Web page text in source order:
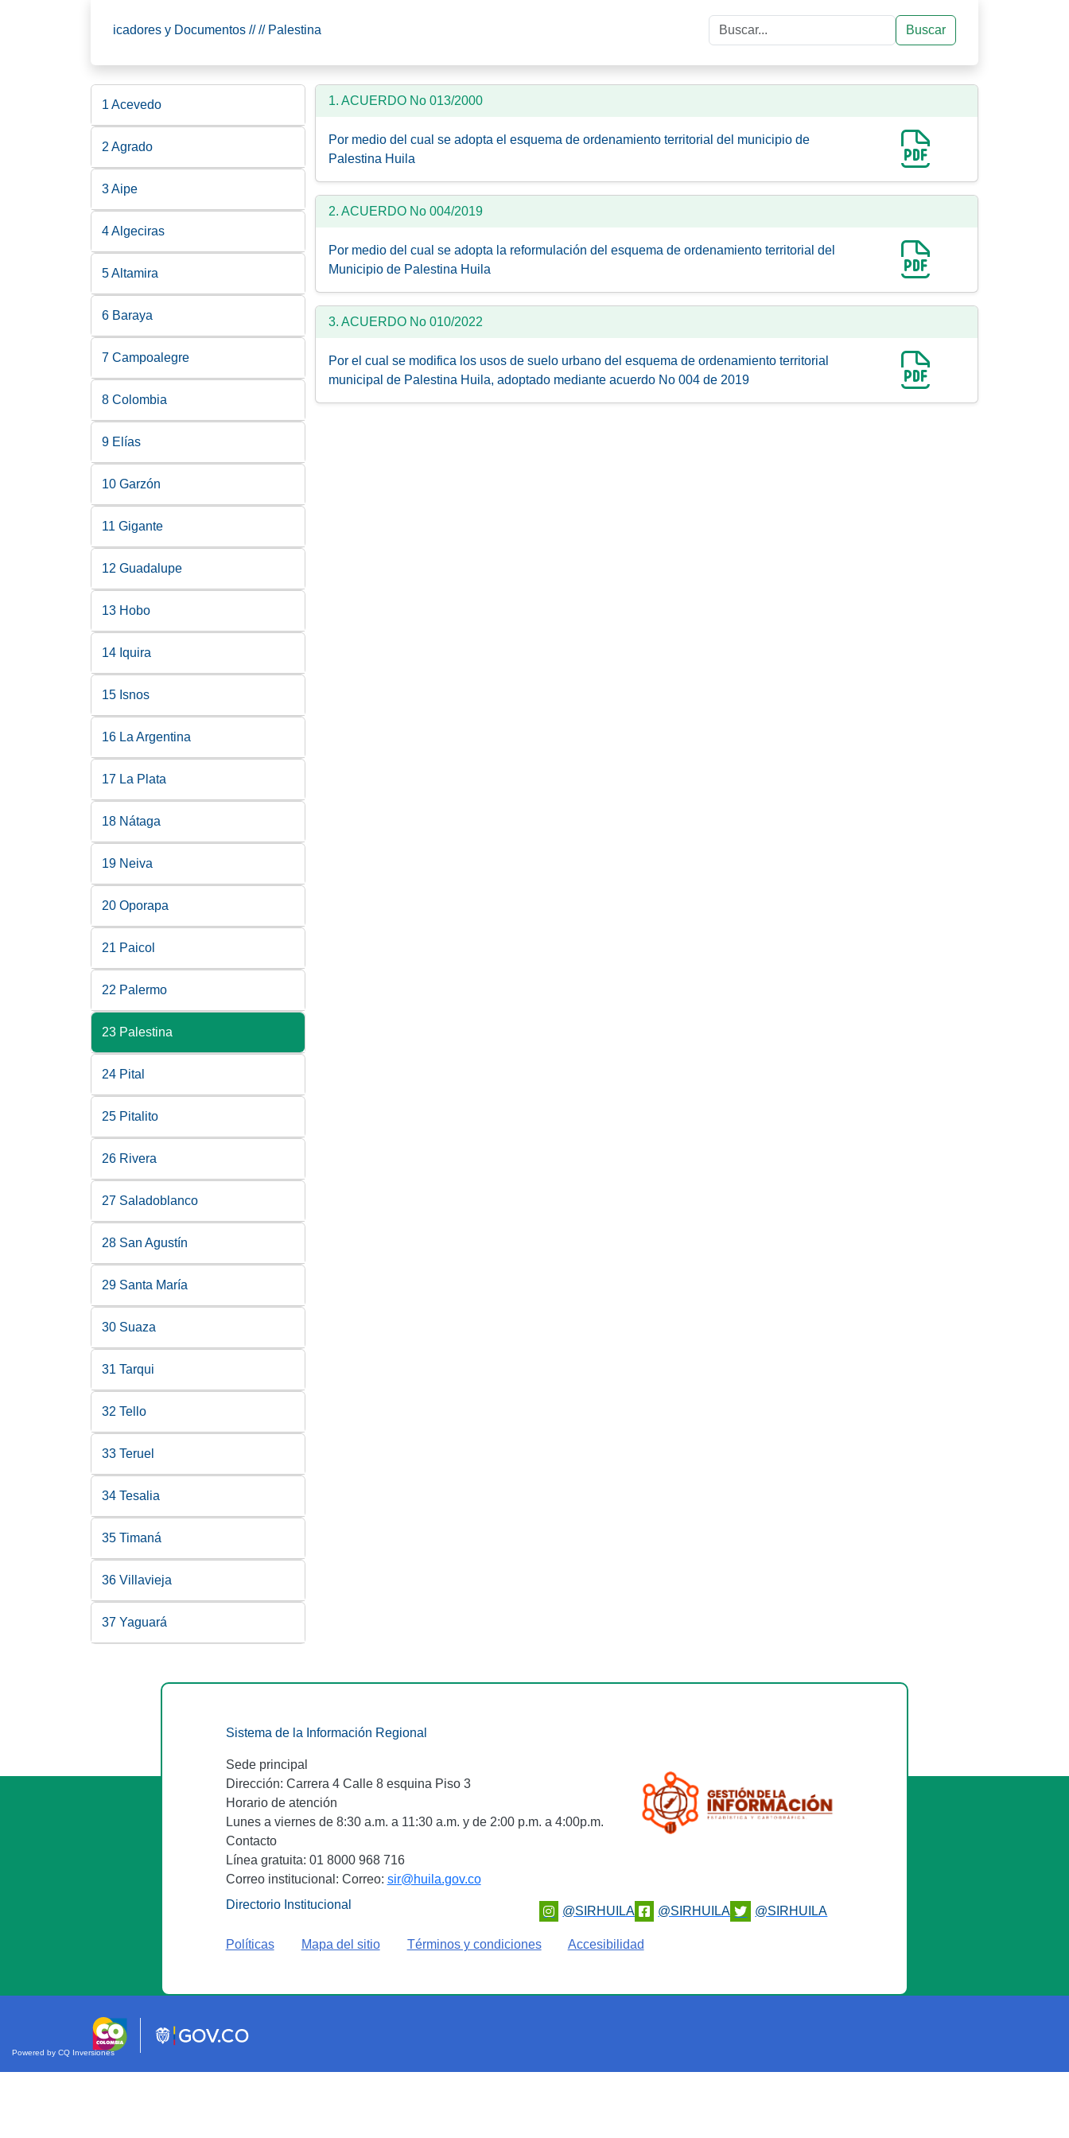
icadores y Documentos // // Palestina Buscar Buscar
1 Acevedo
2 Agrado
3 Aipe
4 Algeciras
5 Altamira
6 Baraya
7 Campoalegre
8 Colombia
9 Elías
10 Garzón
11 Gigante
12 Guadalupe
13 Hobo
14 Iquira
15 Isnos
16 La Argentina
17 La Plata
18 Nátaga
19 Neiva
20 Oporapa
21 Paicol
22 Palermo
23 Palestina
24 Pital
25 Pitalito
26 Rivera
27 Saladoblanco
28 San Agustín
29 Santa María
30 Suaza
31 Tarqui
32 Tello
33 Teruel
34 Tesalia
35 Timaná
36 Villavieja
37 Yaguará
1. ACUERDO No 013/2000
Por medio del cual se adopta el esquema de ordenamiento territorial del municipio de
Palestina Huila
2. ACUERDO No 004/2019
Por medio del cual se adopta la reformulación del esquema de ordenamiento territorial del
Municipio de Palestina Huila
3. ACUERDO No 010/2022
Por el cual se modifica los usos de suelo urbano del esquema de ordenamiento territorial
municipal de Palestina Huila, adoptado mediante acuerdo No 004 de 2019
Sistema de la Información Regional
Sede principal
Dirección: Carrera 4 Calle 8 esquina Piso 3
Horario de atención
Lunes a viernes de 8:30 a.m. a 11:30 a.m. y de 2:00 p.m. a 4:00p.m.
Contacto
Línea gratuita: 01 8000 968 716
Correo institucional: Correo: sir@huila.gov.co
Directorio Institucional
@SIRHUILA @SIRHUILA @SIRHUILA
Políticas Mapa del sitio Términos y condiciones Accesibilidad
Powered by CQ Inversiones